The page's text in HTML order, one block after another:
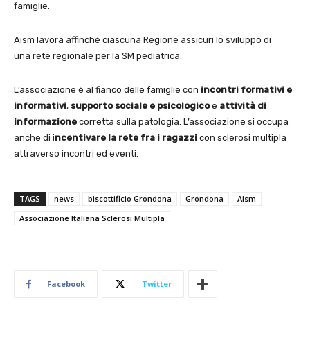
famiglie.
Aism lavora affinché ciascuna Regione assicuri lo sviluppo di
una rete regionale per la SM pediatrica.
L’associazione è al fianco delle famiglie con incontri formativi e
informativi, supporto sociale e psicologicoe attività di
informazione corretta sulla patologia. L’associazione si occupa
anche di incentivare la rete fra i ragazzi con sclerosi multipla
attraverso incontri ed eventi.
TAGS news biscottificio Grondona Grondona
Aism
Associazione Italiana Sclerosi Multipla
Facebook Twitter